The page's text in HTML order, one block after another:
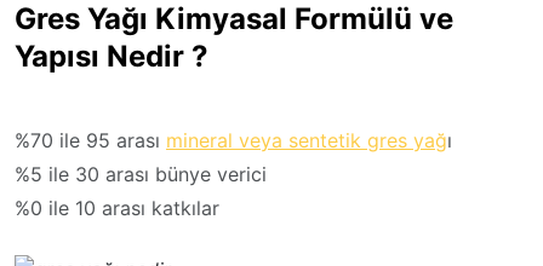
Gres Yağı Kimyasal Formülü ve
Yapısı Nedir ?
%70 ile 95 arası mineral veya sentetik gres yağı
%5 ile 30 arası bünye verici
%0 ile 10 arası katkılar